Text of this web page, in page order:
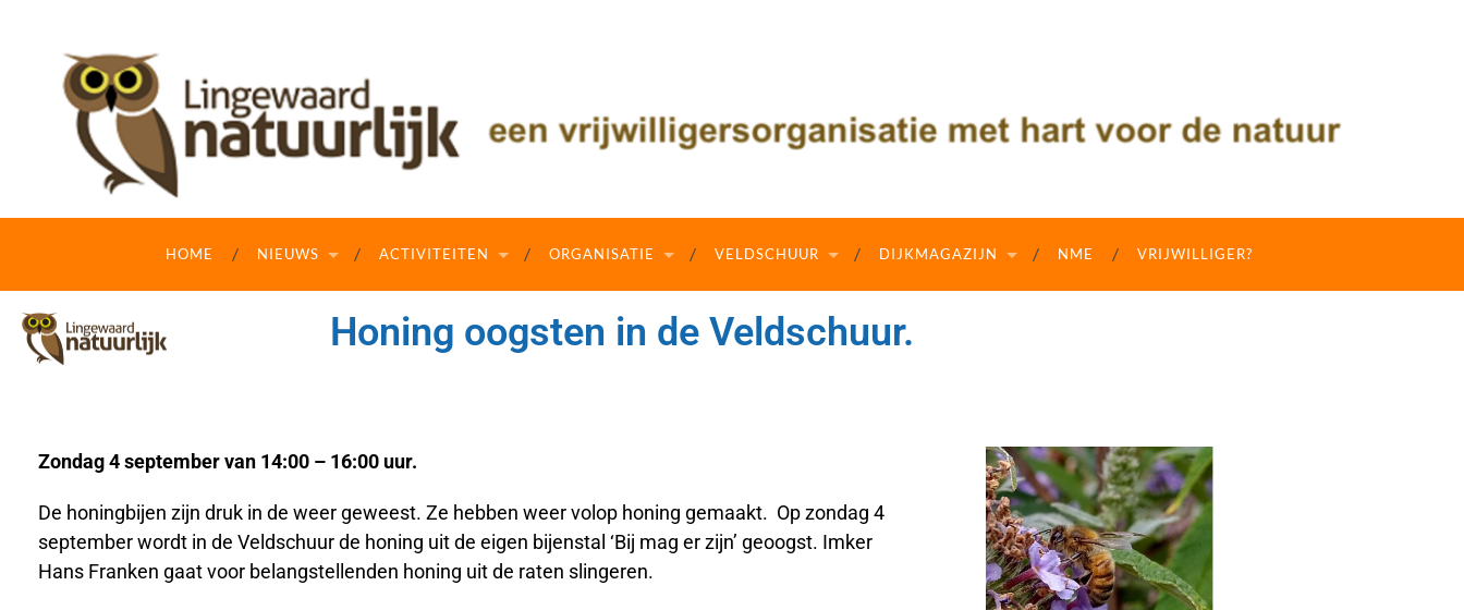
HOME NIEUWS ACTIVITEITEN ORGANISATIE VELDSCHUUR DIJKMAGAZIJN NME VRIJWILLIGER?
Honing oogsten in de Veldschuur.
Zondag 4 september van 14:00 – 16:00 uur.
De honingbijen zijn druk in de weer geweest. Ze hebben weer volop honing gemaakt. Op zondag 4
september wordt in de Veldschuur de honing uit de eigen bijenstal ‘Bij mag er zijn’ geoogst. Imker
Hans Franken gaat voor belangstellenden honing uit de raten slingeren.